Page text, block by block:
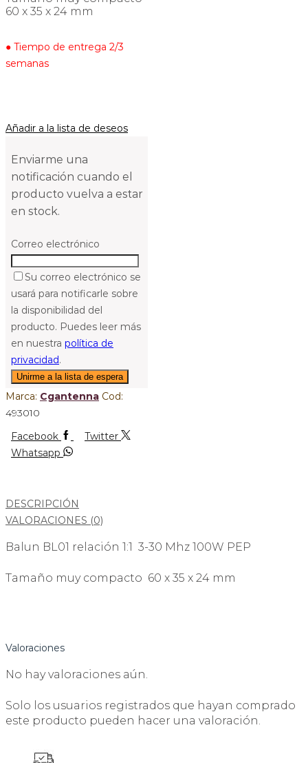
60 x 35 x 24 mm
● Tiempo de entrega 2/3
semanas
Añadir a la lista de deseos
Enviarme una
notificación cuando el
producto vuelva a estar
en stock.
Correo electrónico
Su correo electrónico se
usará para notificarle sobre
la disponibilidad del
producto. Puedes leer más
en nuestra política de
privacidad.
Marca: Cgantenna Cod:
493010
Facebook
Twitter
Whatsapp
DESCRIPCIÓN
VALORACIONES (0)
Balun BL01 relación 1:1 3-30 Mhz 100W PEP
Tamaño muy compacto 60 x 35 x 24 mm
Valoraciones
No hay valoraciones aún.
Solo los usuarios registrados que hayan comprado
este producto pueden hacer una valoración.